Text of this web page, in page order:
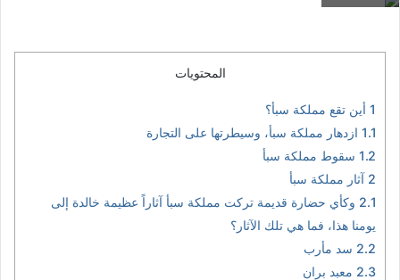
المحتويات
1 أين تقع مملكة سبأ؟
1.1 ازدهار مملكة سبأ، وسيطرتها على التجارة
1.2 سقوط مملكة سبأ
2 آثار مملكة سبأ
2.1 وكأي حضارة قديمة تركت مملكة سبأ آثاراً عظيمة خالدة إلى
يومنا هذا، فما هي تلك الآثار؟
2.2 سد مأرب
2.3 معبد بران